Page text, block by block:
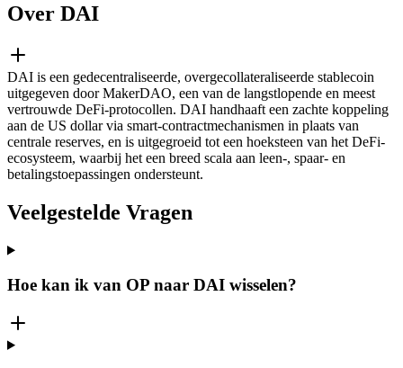
Over DAI
DAI is een gedecentraliseerde, overgecollateraliseerde stablecoin
uitgegeven door MakerDAO, een van de langstlopende en meest
vertrouwde DeFi-protocollen. DAI handhaaft een zachte koppeling
aan de US dollar via smart-contractmechanismen in plaats van
centrale reserves, en is uitgegroeid tot een hoeksteen van het DeFi-
ecosysteem, waarbij het een breed scala aan leen-, spaar- en
betalingstoepassingen ondersteunt.
Veelgestelde Vragen
Hoe kan ik van OP naar DAI wisselen?